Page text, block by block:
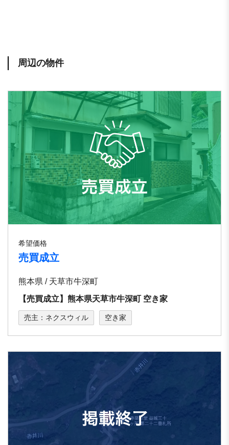
周辺の物件
希望価格
売買成立
熊本県 / 天草市牛深町
【売買成立】熊本県天草市牛深町 空き家
売主：ネクスウィル 空き家